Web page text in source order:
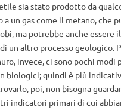
sia stato prodotto da
un gas come il metano, che
ma potrebbe anche essere
un altro processo geologico.
invece, ci sono pochi modi
biologici; quindi è più
poi, non bisogna
indicatori primari di cui